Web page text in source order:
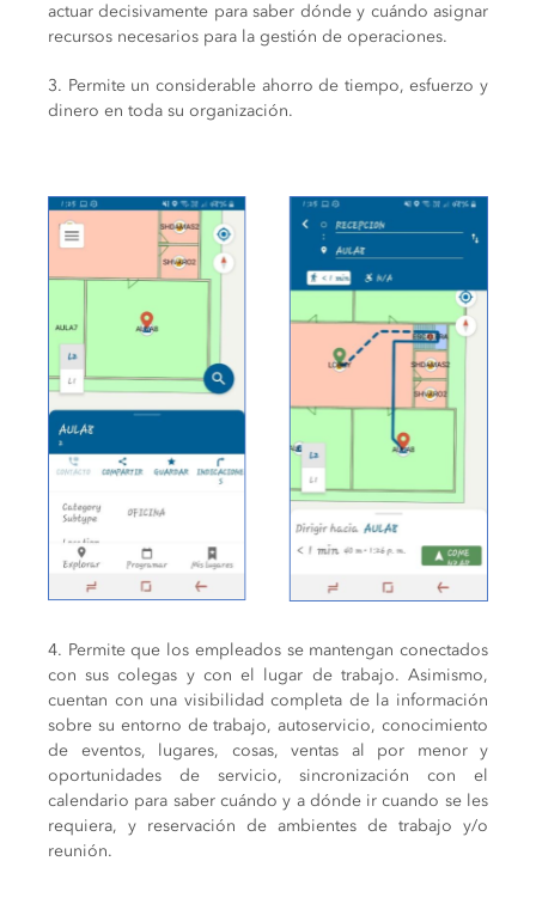
actuar decisivamente para saber dónde y cuándo asignar
recursos necesarios para la gestión de operaciones.
3. Permite un considerable ahorro de tiempo, esfuerzo y
dinero en toda su organización.
4. Permite que los empleados se mantengan conectados
con sus colegas y con el lugar de trabajo. Asimismo,
cuentan con una visibilidad completa de la información
sobre su entorno de trabajo, autoservicio, conocimiento
de eventos, lugares, cosas, ventas al por menor y
oportunidades de servicio, sincronización con el
calendario para saber cuándo y a dónde ir cuando se les
requiera, y reservación de ambientes de trabajo y/o
reunión.